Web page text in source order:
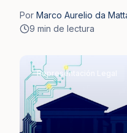
Por Marco Aurelio da
9 min de lectura
Representación Legal